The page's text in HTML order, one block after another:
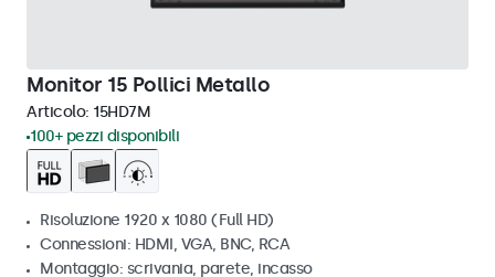
Monitor 15 Pollici Metallo
Articolo: 15HD7M
100+ pezzi disponibili
Risoluzione 1920 x 1080 (Full HD)
Connessioni: HDMI, VGA, BNC, RCA
Montaggio: scrivania, parete, incasso